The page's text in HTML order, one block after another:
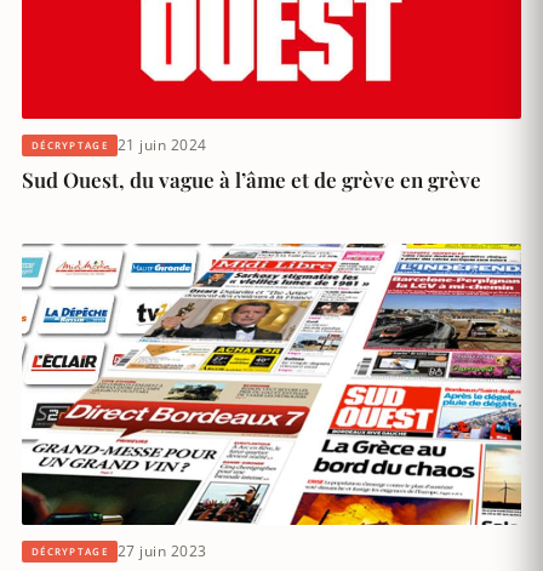
DÉCRYPTAGE 21 juin 2024
Sud Ouest, du vague à l’âme et de grève en grève
DÉCRYPTAGE 27 juin 2023